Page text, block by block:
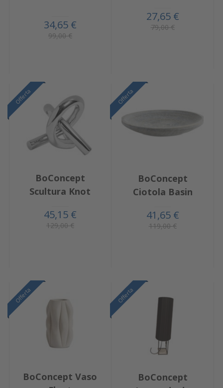
34,65 €
99,00 €
27,65 €
79,00 €
Offerta
BoConcept
Scultura Knot
45,15 €
129,00 €
Offerta
BoConcept
Ciotola Basin
41,65 €
119,00 €
Offerta
BoConcept Vaso
Offerta
BoConcept